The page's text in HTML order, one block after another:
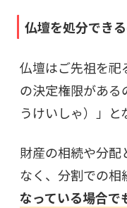
仏壇を処分でき
仏壇はご先祖を祀
の決定権限がある
うけいしゃ）」と
財産の相続や分配
なく、分割での相
なっている場合で